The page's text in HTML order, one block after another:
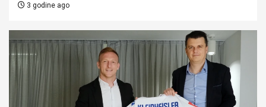
3 godine ago